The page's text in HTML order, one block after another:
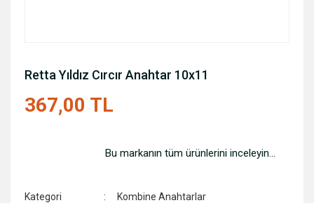
Retta Yıldız Cırcır Anahtar 10x11
367,00 TL
Bu markanın tüm ürünlerini inceleyin...
Kategori
Kombine Anahtarlar